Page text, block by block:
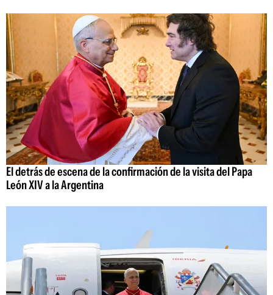
El detrás de escena de la confirmación de la visita del Papa
León XIV a la Argentina